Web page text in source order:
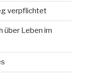
verpflichtet
über Leben im